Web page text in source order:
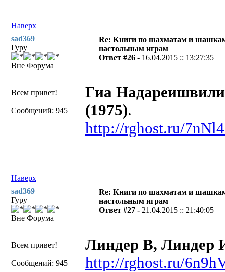
Наверх
sad369
Гуру
Вне Форума
Всем привет!
Сообщений: 945
Re: Книги по шахматам и
настольным играм
Ответ #26 - 16.04.2015 :: 13:27:35
Гиа
(1975).
http://rghost.ru/
Наверх
sad369
Гуру
Вне Форума
Всем привет!
Сообщений: 945
Re: Книги по шахматам и
настольным играм
Ответ #27 - 21.04.2015 :: 21:40:05
Линдер В, Линдер
http://rghost.ru/